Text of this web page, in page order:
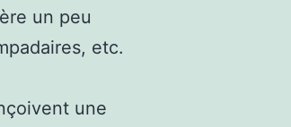
un peu
etc.
une